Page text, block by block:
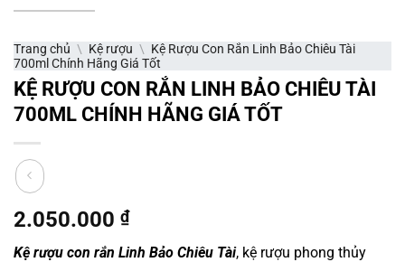
Trang chủ \ Kệ rượu \ Kệ Rượu Con Rắn Linh Bảo Chiêu Tài
700ml Chính Hãng Giá Tốt
KỆ RƯỢU CON RẮN LINH BẢO CHIÊU TÀI
700ML CHÍNH HÃNG GIÁ TỐT
2.050.000 ₫
Kệ rượu con rắn Linh Bảo Chiêu Tài, kệ rượu phong thủy